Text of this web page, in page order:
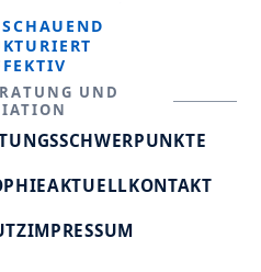
UND
AKTUELLKONTAKT
IMPRESSUM